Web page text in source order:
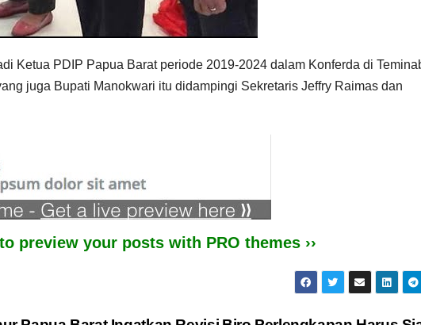
Ketua PDIP Papua Barat periode 2019-2024 dalam Konferda di
juga Bupati Manokwari itu didampingi Sekretaris Jeffry Raimas dan
preview your posts with PRO themes ››